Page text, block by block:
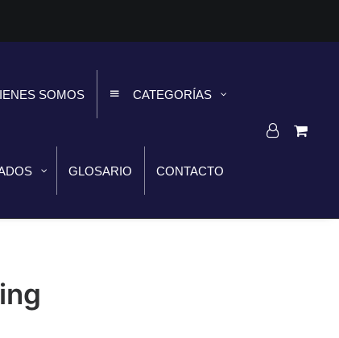
SOMOS CATEGORÍAS
GLOSARIO CONTACTO